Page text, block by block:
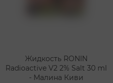
Жидкость RONIN
Radioactive V2 2% Salt 30 ml
- Малина Киви